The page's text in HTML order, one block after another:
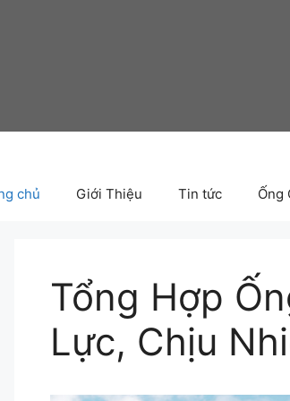
chủ Giới Thiệu Tin tức Ống
Tổng Hợp
Lực, Chịu